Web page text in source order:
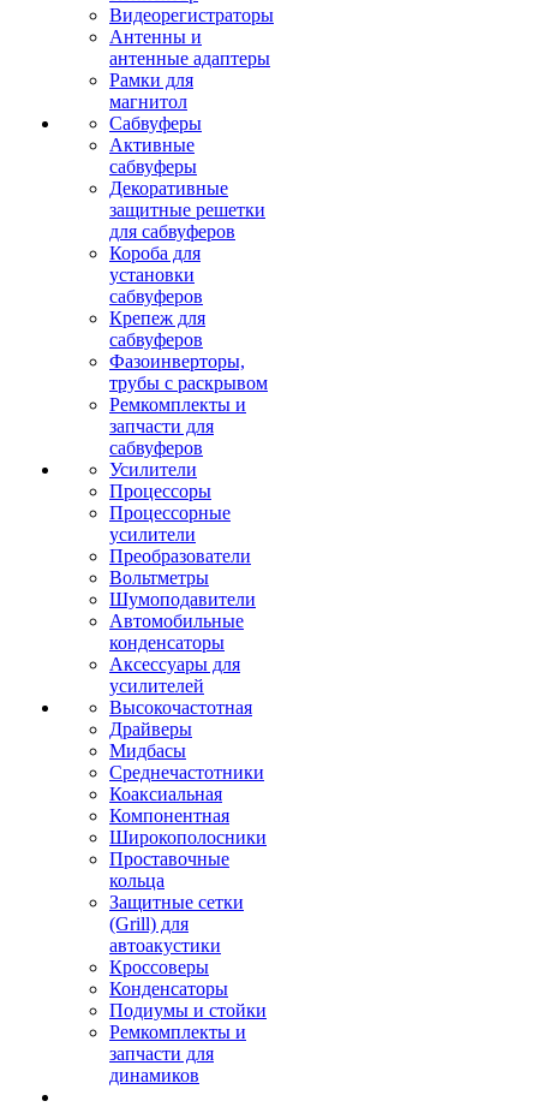
Видеорегистраторы
Антенны и
антенные адаптеры
Рамки для
магнитол
Сабвуферы
Активные
сабвуферы
Декоративные
защитные решетки
для сабвуферов
Короба для
установки
сабвуферов
Крепеж для
сабвуферов
Фазоинверторы,
трубы с раскрывом
Ремкомплекты и
запчасти для
сабвуферов
Усилители
Процессоры
Процессорные
усилители
Преобразователи
Вольтметры
Шумоподавители
Автомобильные
конденсаторы
Аксессуары для
усилителей
Высокочастотная
Драйверы
Мидбасы
Среднечастотники
Коаксиальная
Компонентная
Широкополосники
Проставочные
кольца
Защитные сетки
(Grill) для
автоакустики
Кроссоверы
Конденсаторы
Подиумы и стойки
Ремкомплекты и
запчасти для
динамиков